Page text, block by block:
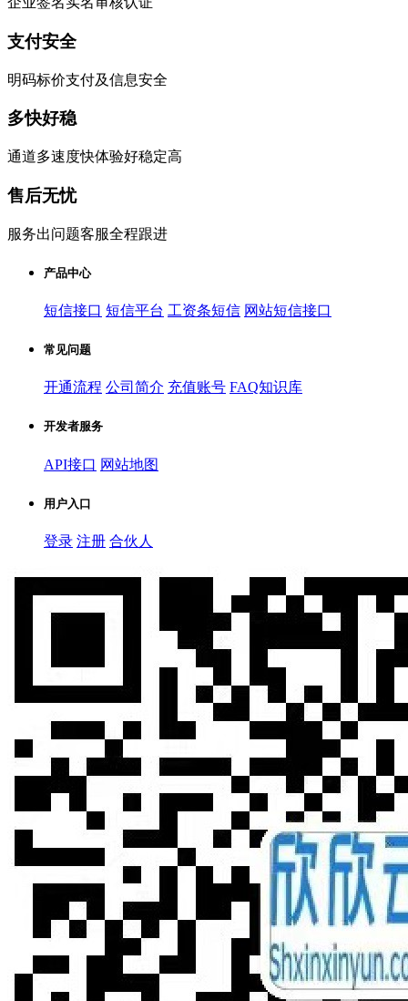
支付安全
明码标价支付及信息安全
多快好稳
通道多速度快体验好稳定高
售后无忧
服务出问题客服全程跟进
产品中心
短信接口 短信平台 工资条短信 网站短信接口
常见问题
开通流程 公司简介 充值账号 FAQ知识库
开发者服务
API接口 网站地图
用户入口
登录 注册 合伙人